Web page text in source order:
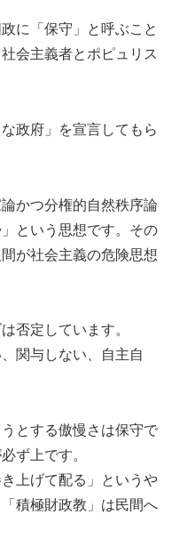
に「保守」と呼ぶこと
会主義者とポピュリス
政府」を宣言してもら
かつ分権的自然秩序論
という思想です。その
が社会主義の危険思想
否定しています。
関与しない、自主自
とする傲慢さは保守で
ず上です。
上げて配る」というや
積極財政教」は民間へ